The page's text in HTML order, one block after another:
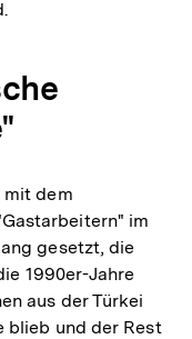
mit dem
im
gesetzt, die
1990er-Jahre
aus der Türkei
blieb und der Rest